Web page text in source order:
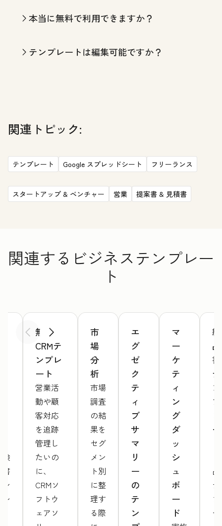
本当に無料で利用できますか？
テンプレートは編集可能ですか？
関連トピック:
テンプレート Google スプレッドシート フリーランス
スタートアップ & ベンチャー 営業 提案書 & 見積書
関連するビジネステンプレー
ト
前へ 次へ
検
書
無料
CRMテ
ンプレ
ート
営業活
動や顧
客対応
を追跡
管理し
たいの
に、
CRMソ
フトウ
ェアソ
市
場
分
析
市場
調査
の結
果を
セグ
メン
ト別
に整
理す
る際
エ
グ
ゼ
ク
テ
ィ
ブ
サ
マ
リ
ー
の
テ
ン
マ
ー
ケ
テ
ィ
ン
グ
ダ
ッ
シ
ュ
ボ
ー
ド
納
品
書
テ
ン
プ
ー
ー